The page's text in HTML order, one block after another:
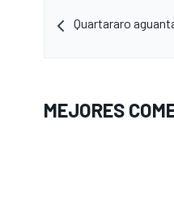
Quartararo
MEJORES